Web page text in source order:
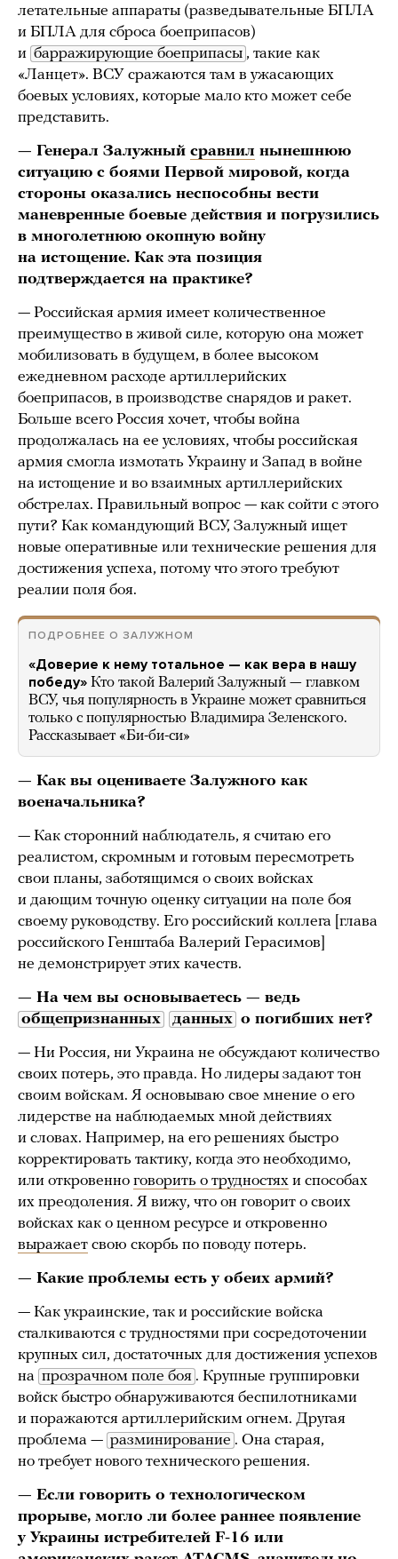
летательные аппараты (разведывательные БПЛА
и БПЛА для сброса боеприпасов)
и барражирующие боеприпасы , такие как
«Ланцет». ВСУ сражаются там в ужасающих
боевых условиях, которые мало кто может себе
представить.
— Генерал Залужный сравнил нынешнюю
ситуацию с боями Первой мировой, когда
стороны оказались неспособны вести
маневренные боевые действия и погрузились
в многолетнюю окопную войну
на истощение. Как эта позиция
подтверждается на практике?
— Российская армия имеет количественное
преимущество в живой силе, которую она может
мобилизовать в будущем, в более высоком
ежедневном расходе артиллерийских
боеприпасов, в производстве снарядов и ракет.
Больше всего Россия хочет, чтобы война
продолжалась на ее условиях, чтобы российская
армия смогла измотать Украину и Запад в войне
на истощение и во взаимных артиллерийских
обстрелах. Правильный вопрос — как сойти с этого
пути? Как командующий ВСУ, Залужный ищет
новые оперативные или технические решения для
достижения успеха, потому что этого требуют
реалии поля боя.
ПОДРОБНЕЕ О ЗАЛУЖНОМ
«Доверие к нему тотальное — как вера в нашу
победу» Кто такой Валерий Залужный — главком
ВСУ, чья популярность в Украине может сравниться
только с популярностью Владимира Зеленского.
Рассказывает «Би-би-си»
— Как вы оцениваете Залужного как
военачальника?
— Как сторонний наблюдатель, я считаю его
реалистом, скромным и готовым пересмотреть
свои планы, заботящимся о своих войсках
и дающим точную оценку ситуации на поле боя
своему руководству. Его российский коллега [глава
российского Генштаба Валерий Герасимов]
не демонстрирует этих качеств.
— На чем вы основываетесь — ведь
общепризнанных
данных о погибших нет?
— Ни Россия, ни Украина не обсуждают количество
своих потерь, это правда. Но лидеры задают тон
своим войскам. Я основываю свое мнение о его
лидерстве на наблюдаемых мной действиях
и словах. Например, на его решениях быстро
корректировать тактику, когда это необходимо,
или откровенно говорить о трудностях и способах
их преодоления. Я вижу, что он говорит о своих
войсках как о ценном ресурсе и откровенно
выражает свою скорбь по поводу потерь.
— Какие проблемы есть у обеих армий?
— Как украинские, так и российские войска
сталкиваются с трудностями при сосредоточении
крупных сил, достаточных для достижения успехов
на прозрачном поле боя . Крупные группировки
войск быстро обнаруживаются беспилотниками
и поражаются артиллерийским огнем. Другая
проблема — разминирование . Она старая,
но требует нового технического решения.
— Если говорить о технологическом
прорыве, могло ли более раннее появление
у Украины истребителей F-16 или